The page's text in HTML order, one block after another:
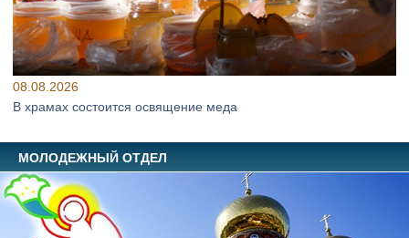
08.08.2026
В храмах состоится освящение меда
МОЛОДЕЖНЫЙ ОТДЕЛ